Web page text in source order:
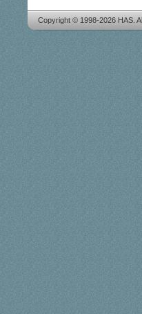
Copyright © 1998-2026 HAS.